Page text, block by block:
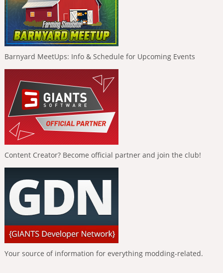
Barnyard MeetUps: Info & Schedule for Upcoming Events
Content Creator? Become official partner and join the club!
Your source of information for everything modding-related.